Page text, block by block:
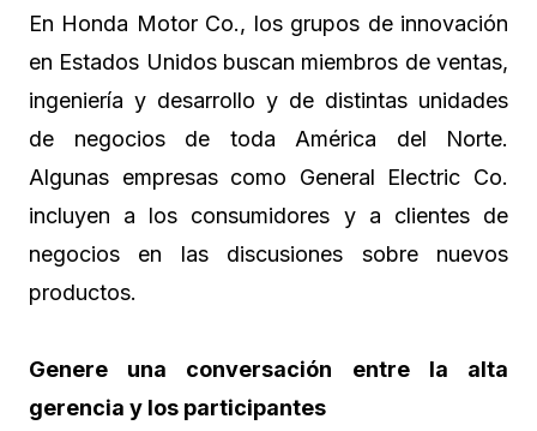
En Honda Motor Co., los grupos de innovación
en Estados Unidos buscan miembros de ventas,
ingeniería y desarrollo y de distintas unidades
de negocios de toda América del Norte.
Algunas empresas como General Electric Co.
incluyen a los consumidores y a clientes de
negocios en las discusiones sobre nuevos
productos.
Genere una conversación entre la alta
gerencia y los participantes